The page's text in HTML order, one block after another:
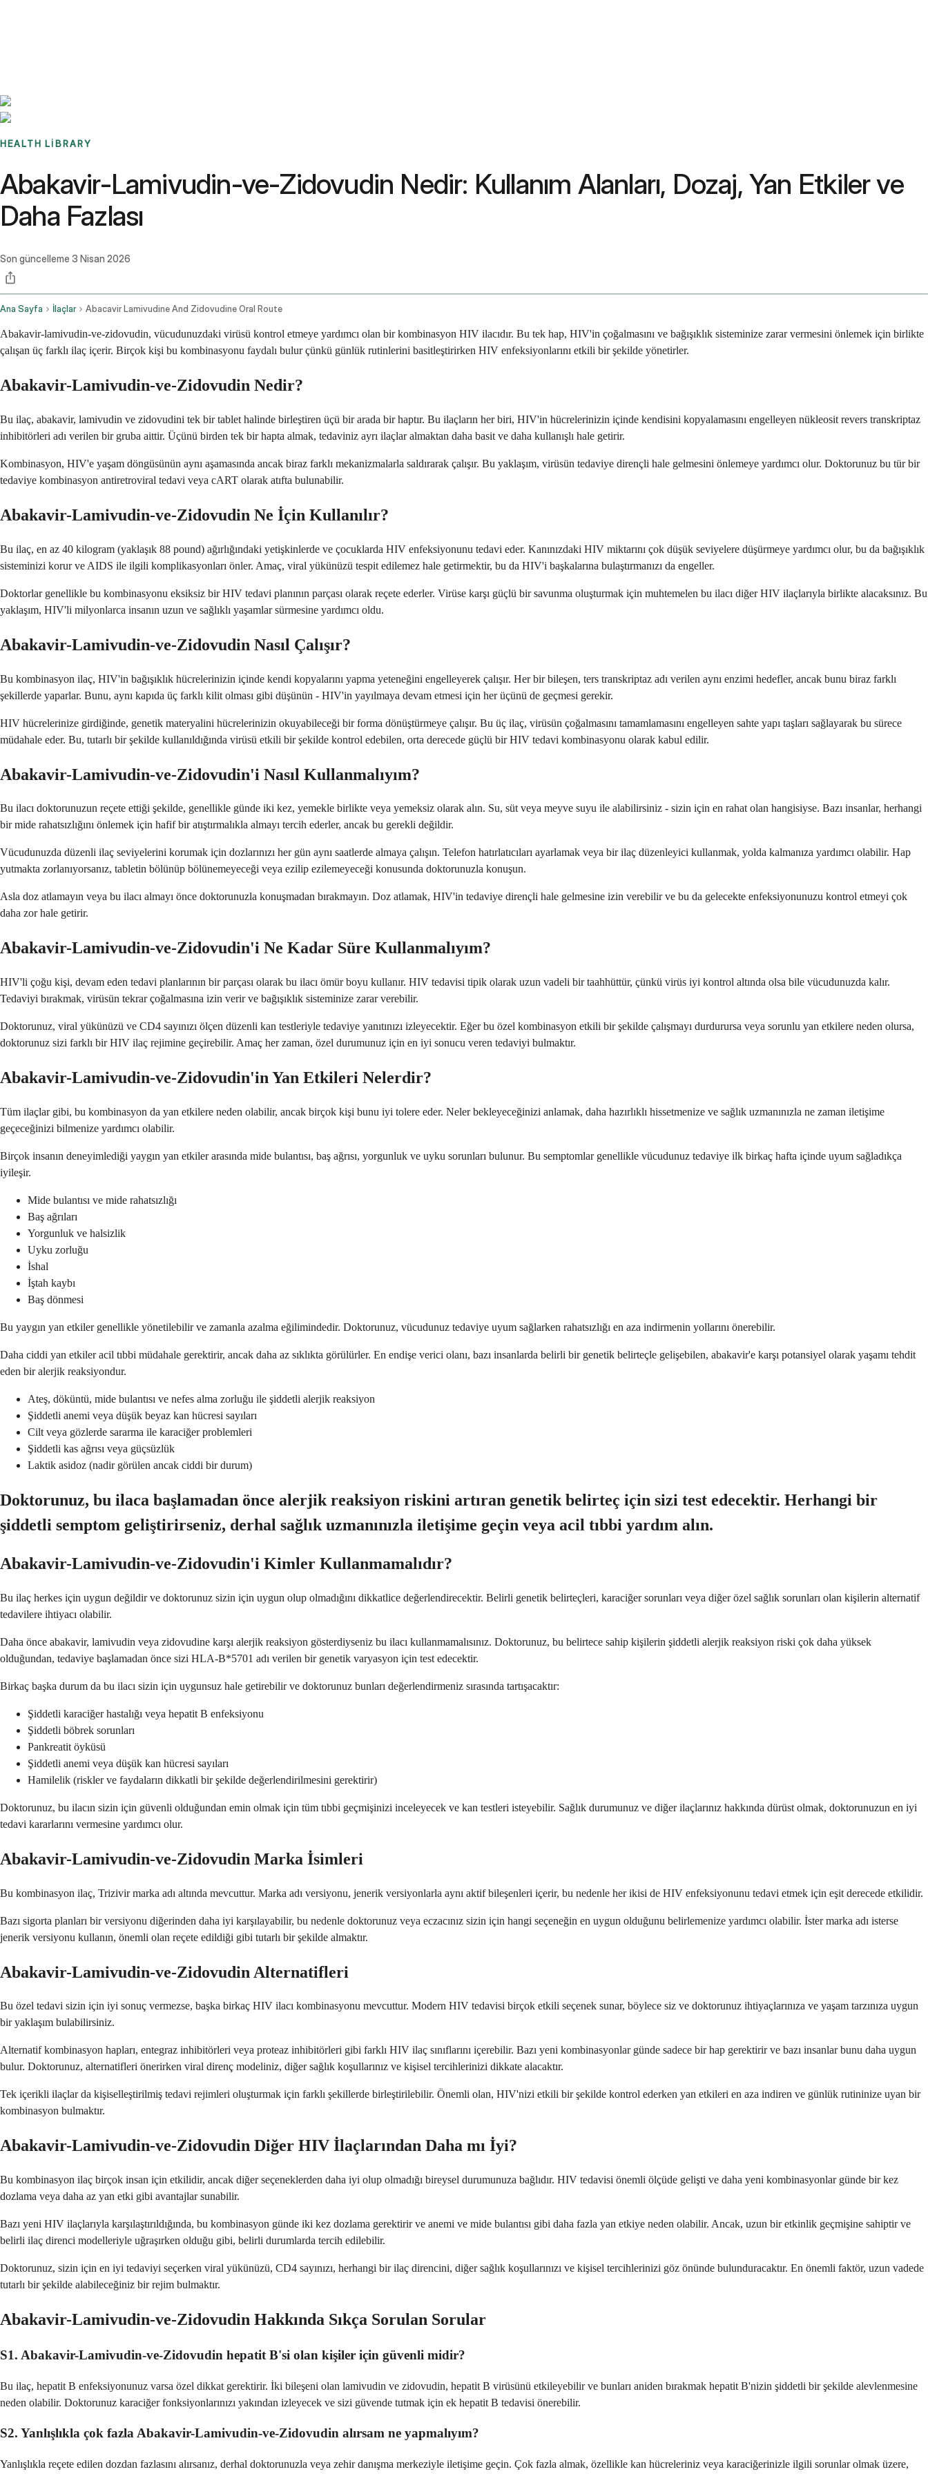
HEALTH LIBRARY
Abakavir-Lamivudin-ve-Zidovudin Nedir: Kullanım Alanları, Dozaj, Yan Etkiler ve
Daha Fazlası
Son güncelleme 3 Nisan 2026
Ana Sayfa İlaçlar Abacavir Lamivudine And Zidovudine Oral Route
Abakavir-lamivudin-ve-zidovudin, vücudunuzdaki virüsü kontrol etmeye yardımcı olan bir kombinasyon HIV ilacıdır. Bu tek hap, HIV'in çoğalmasını ve bağışıklık sisteminize zarar vermesini önlemek için birlikte
çalışan üç farklı ilaç içerir. Birçok kişi bu kombinasyonu faydalı bulur çünkü günlük rutinlerini basitleştirirken HIV enfeksiyonlarını etkili bir şekilde yönetirler.
Abakavir-Lamivudin-ve-Zidovudin Nedir?
Bu ilaç, abakavir, lamivudin ve zidovudini tek bir tablet halinde birleştiren üçü bir arada bir haptır. Bu ilaçların her biri, HIV'in hücrelerinizin içinde kendisini kopyalamasını engelleyen nükleosit revers transkriptaz
inhibitörleri adı verilen bir gruba aittir. Üçünü birden tek bir hapta almak, tedaviniz ayrı ilaçlar almaktan daha basit ve daha kullanışlı hale getirir.
Kombinasyon, HIV'e yaşam döngüsünün aynı aşamasında ancak biraz farklı mekanizmalarla saldırarak çalışır. Bu yaklaşım, virüsün tedaviye dirençli hale gelmesini önlemeye yardımcı olur. Doktorunuz bu tür bir
tedaviye kombinasyon antiretroviral tedavi veya cART olarak atıfta bulunabilir.
Abakavir-Lamivudin-ve-Zidovudin Ne İçin Kullanılır?
Bu ilaç, en az 40 kilogram (yaklaşık 88 pound) ağırlığındaki yetişkinlerde ve çocuklarda HIV enfeksiyonunu tedavi eder. Kanınızdaki HIV miktarını çok düşük seviyelere düşürmeye yardımcı olur, bu da bağışıklık
sisteminizi korur ve AIDS ile ilgili komplikasyonları önler. Amaç, viral yükünüzü tespit edilemez hale getirmektir, bu da HIV'i başkalarına bulaştırmanızı da engeller.
Doktorlar genellikle bu kombinasyonu eksiksiz bir HIV tedavi planının parçası olarak reçete ederler. Virüse karşı güçlü bir savunma oluşturmak için muhtemelen bu ilacı diğer HIV ilaçlarıyla birlikte alacaksınız. Bu
yaklaşım, HIV'li milyonlarca insanın uzun ve sağlıklı yaşamlar sürmesine yardımcı oldu.
Abakavir-Lamivudin-ve-Zidovudin Nasıl Çalışır?
Bu kombinasyon ilaç, HIV'in bağışıklık hücrelerinizin içinde kendi kopyalarını yapma yeteneğini engelleyerek çalışır. Her bir bileşen, ters transkriptaz adı verilen aynı enzimi hedefler, ancak bunu biraz farklı
şekillerde yaparlar. Bunu, aynı kapıda üç farklı kilit olması gibi düşünün - HIV'in yayılmaya devam etmesi için her üçünü de geçmesi gerekir.
HIV hücrelerinize girdiğinde, genetik materyalini hücrelerinizin okuyabileceği bir forma dönüştürmeye çalışır. Bu üç ilaç, virüsün çoğalmasını tamamlamasını engelleyen sahte yapı taşları sağlayarak bu sürece
müdahale eder. Bu, tutarlı bir şekilde kullanıldığında virüsü etkili bir şekilde kontrol edebilen, orta derecede güçlü bir HIV tedavi kombinasyonu olarak kabul edilir.
Abakavir-Lamivudin-ve-Zidovudin'i Nasıl Kullanmalıyım?
Bu ilacı doktorunuzun reçete ettiği şekilde, genellikle günde iki kez, yemekle birlikte veya yemeksiz olarak alın. Su, süt veya meyve suyu ile alabilirsiniz - sizin için en rahat olan hangisiyse. Bazı insanlar, herhangi
bir mide rahatsızlığını önlemek için hafif bir atıştırmalıkla almayı tercih ederler, ancak bu gerekli değildir.
Vücudunuzda düzenli ilaç seviyelerini korumak için dozlarınızı her gün aynı saatlerde almaya çalışın. Telefon hatırlatıcıları ayarlamak veya bir ilaç düzenleyici kullanmak, yolda kalmanıza yardımcı olabilir. Hap
yutmakta zorlanıyorsanız, tabletin bölünüp bölünemeyeceği veya ezilip ezilemeyeceği konusunda doktorunuzla konuşun.
Asla doz atlamayın veya bu ilacı almayı önce doktorunuzla konuşmadan bırakmayın. Doz atlamak, HIV'in tedaviye dirençli hale gelmesine izin verebilir ve bu da gelecekte enfeksiyonunuzu kontrol etmeyi çok
daha zor hale getirir.
Abakavir-Lamivudin-ve-Zidovudin'i Ne Kadar Süre Kullanmalıyım?
HIV'li çoğu kişi, devam eden tedavi planlarının bir parçası olarak bu ilacı ömür boyu kullanır. HIV tedavisi tipik olarak uzun vadeli bir taahhüttür, çünkü virüs iyi kontrol altında olsa bile vücudunuzda kalır.
Tedaviyi bırakmak, virüsün tekrar çoğalmasına izin verir ve bağışıklık sisteminize zarar verebilir.
Doktorunuz, viral yükünüzü ve CD4 sayınızı ölçen düzenli kan testleriyle tedaviye yanıtınızı izleyecektir. Eğer bu özel kombinasyon etkili bir şekilde çalışmayı durdurursa veya sorunlu yan etkilere neden olursa,
doktorunuz sizi farklı bir HIV ilaç rejimine geçirebilir. Amaç her zaman, özel durumunuz için en iyi sonucu veren tedaviyi bulmaktır.
Abakavir-Lamivudin-ve-Zidovudin'in Yan Etkileri Nelerdir?
Tüm ilaçlar gibi, bu kombinasyon da yan etkilere neden olabilir, ancak birçok kişi bunu iyi tolere eder. Neler bekleyeceğinizi anlamak, daha hazırlıklı hissetmenize ve sağlık uzmanınızla ne zaman iletişime
geçeceğinizi bilmenize yardımcı olabilir.
Birçok insanın deneyimlediği yaygın yan etkiler arasında mide bulantısı, baş ağrısı, yorgunluk ve uyku sorunları bulunur. Bu semptomlar genellikle vücudunuz tedaviye ilk birkaç hafta içinde uyum sağladıkça
iyileşir.
Mide bulantısı ve mide rahatsızlığı
Baş ağrıları
Yorgunluk ve halsizlik
Uyku zorluğu
İshal
İştah kaybı
Baş dönmesi
Bu yaygın yan etkiler genellikle yönetilebilir ve zamanla azalma eğilimindedir. Doktorunuz, vücudunuz tedaviye uyum sağlarken rahatsızlığı en aza indirmenin yollarını önerebilir.
Daha ciddi yan etkiler acil tıbbi müdahale gerektirir, ancak daha az sıklıkta görülürler. En endişe verici olanı, bazı insanlarda belirli bir genetik belirteçle gelişebilen, abakavir'e karşı potansiyel olarak yaşamı tehdit
eden bir alerjik reaksiyondur.
Ateş, döküntü, mide bulantısı ve nefes alma zorluğu ile şiddetli alerjik reaksiyon
Şiddetli anemi veya düşük beyaz kan hücresi sayıları
Cilt veya gözlerde sararma ile karaciğer problemleri
Şiddetli kas ağrısı veya güçsüzlük
Laktik asidoz (nadir görülen ancak ciddi bir durum)
Doktorunuz, bu ilaca başlamadan önce alerjik reaksiyon riskini artıran genetik belirteç için sizi test edecektir. Herhangi bir
şiddetli semptom geliştirirseniz, derhal sağlık uzmanınızla iletişime geçin veya acil tıbbi yardım alın.
Abakavir-Lamivudin-ve-Zidovudin'i Kimler Kullanmamalıdır?
Bu ilaç herkes için uygun değildir ve doktorunuz sizin için uygun olup olmadığını dikkatlice değerlendirecektir. Belirli genetik belirteçleri, karaciğer sorunları veya diğer özel sağlık sorunları olan kişilerin alternatif
tedavilere ihtiyacı olabilir.
Daha önce abakavir, lamivudin veya zidovudine karşı alerjik reaksiyon gösterdiyseniz bu ilacı kullanmamalısınız. Doktorunuz, bu belirtece sahip kişilerin şiddetli alerjik reaksiyon riski çok daha yüksek
olduğundan, tedaviye başlamadan önce sizi HLA-B*5701 adı verilen bir genetik varyasyon için test edecektir.
Birkaç başka durum da bu ilacı sizin için uygunsuz hale getirebilir ve doktorunuz bunları değerlendirmeniz sırasında tartışacaktır:
Şiddetli karaciğer hastalığı veya hepatit B enfeksiyonu
Şiddetli böbrek sorunları
Pankreatit öyküsü
Şiddetli anemi veya düşük kan hücresi sayıları
Hamilelik (riskler ve faydaların dikkatli bir şekilde değerlendirilmesini gerektirir)
Doktorunuz, bu ilacın sizin için güvenli olduğundan emin olmak için tüm tıbbi geçmişinizi inceleyecek ve kan testleri isteyebilir. Sağlık durumunuz ve diğer ilaçlarınız hakkında dürüst olmak, doktorunuzun en iyi
tedavi kararlarını vermesine yardımcı olur.
Abakavir-Lamivudin-ve-Zidovudin Marka İsimleri
Bu kombinasyon ilaç, Trizivir marka adı altında mevcuttur. Marka adı versiyonu, jenerik versiyonlarla aynı aktif bileşenleri içerir, bu nedenle her ikisi de HIV enfeksiyonunu tedavi etmek için eşit derecede etkilidir.
Bazı sigorta planları bir versiyonu diğerinden daha iyi karşılayabilir, bu nedenle doktorunuz veya eczacınız sizin için hangi seçeneğin en uygun olduğunu belirlemenize yardımcı olabilir. İster marka adı isterse
jenerik versiyonu kullanın, önemli olan reçete edildiği gibi tutarlı bir şekilde almaktır.
Abakavir-Lamivudin-ve-Zidovudin Alternatifleri
Bu özel tedavi sizin için iyi sonuç vermezse, başka birkaç HIV ilacı kombinasyonu mevcuttur. Modern HIV tedavisi birçok etkili seçenek sunar, böylece siz ve doktorunuz ihtiyaçlarınıza ve yaşam tarzınıza uygun
bir yaklaşım bulabilirsiniz.
Alternatif kombinasyon hapları, entegraz inhibitörleri veya proteaz inhibitörleri gibi farklı HIV ilaç sınıflarını içerebilir. Bazı yeni kombinasyonlar günde sadece bir hap gerektirir ve bazı insanlar bunu daha uygun
bulur. Doktorunuz, alternatifleri önerirken viral direnç modeliniz, diğer sağlık koşullarınız ve kişisel tercihlerinizi dikkate alacaktır.
Tek içerikli ilaçlar da kişiselleştirilmiş tedavi rejimleri oluşturmak için farklı şekillerde birleştirilebilir. Önemli olan, HIV'nizi etkili bir şekilde kontrol ederken yan etkileri en aza indiren ve günlük rutininize uyan bir
kombinasyon bulmaktır.
Abakavir-Lamivudin-ve-Zidovudin Diğer HIV İlaçlarından Daha mı İyi?
Bu kombinasyon ilaç birçok insan için etkilidir, ancak diğer seçeneklerden daha iyi olup olmadığı bireysel durumunuza bağlıdır. HIV tedavisi önemli ölçüde gelişti ve daha yeni kombinasyonlar günde bir kez
dozlama veya daha az yan etki gibi avantajlar sunabilir.
Bazı yeni HIV ilaçlarıyla karşılaştırıldığında, bu kombinasyon günde iki kez dozlama gerektirir ve anemi ve mide bulantısı gibi daha fazla yan etkiye neden olabilir. Ancak, uzun bir etkinlik geçmişine sahiptir ve
belirli ilaç direnci modelleriyle uğraşırken olduğu gibi, belirli durumlarda tercih edilebilir.
Doktorunuz, sizin için en iyi tedaviyi seçerken viral yükünüzü, CD4 sayınızı, herhangi bir ilaç direncini, diğer sağlık koşullarınızı ve kişisel tercihlerinizi göz önünde bulunduracaktır. En önemli faktör, uzun vadede
tutarlı bir şekilde alabileceğiniz bir rejim bulmaktır.
Abakavir-Lamivudin-ve-Zidovudin Hakkında Sıkça Sorulan Sorular
S1. Abakavir-Lamivudin-ve-Zidovudin hepatit B'si olan kişiler için güvenli midir?
Bu ilaç, hepatit B enfeksiyonunuz varsa özel dikkat gerektirir. İki bileşeni olan lamivudin ve zidovudin, hepatit B virüsünü etkileyebilir ve bunları aniden bırakmak hepatit B'nizin şiddetli bir şekilde alevlenmesine
neden olabilir. Doktorunuz karaciğer fonksiyonlarınızı yakından izleyecek ve sizi güvende tutmak için ek hepatit B tedavisi önerebilir.
S2. Yanlışlıkla çok fazla Abakavir-Lamivudin-ve-Zidovudin alırsam ne yapmalıyım?
Yanlışlıkla reçete edilen dozdan fazlasını alırsanız, derhal doktorunuzla veya zehir danışma merkeziyle iletişime geçin. Çok fazla almak, özellikle kan hücreleriniz veya karaciğerinizle ilgili sorunlar olmak üzere,